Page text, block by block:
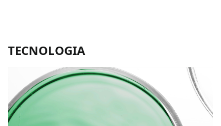
TECNOLOGIA